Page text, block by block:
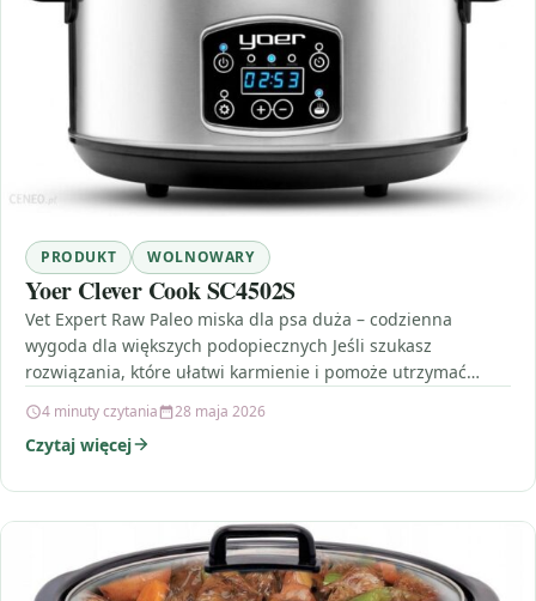
PRODUKT WOLNOWARY
Yoer Clever Cook SC4502S
Vet Expert Raw Paleo miska dla psa duża – codzienna
wygoda dla większych podopiecznych Jeśli szukasz
rozwiązania, które ułatwi karmienie i pomoże utrzymać
4 minuty czytania 28 maja 2026
Czytaj więcej